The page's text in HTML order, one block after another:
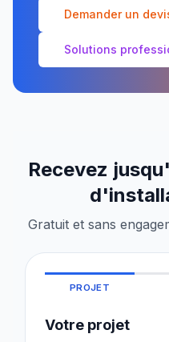
Demander un
Solutions
Recevez
Gratuit et sans
PROJET
Votre projet